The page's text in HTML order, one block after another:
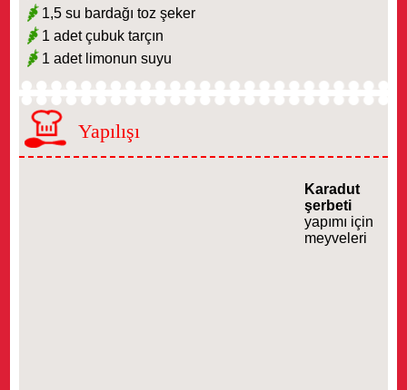
1,5 su bardağı toz şeker
1 adet çubuk tarçın
1 adet limonun suyu
Yapılışı
Karadut
şerbeti
yapımı için
meyveleri